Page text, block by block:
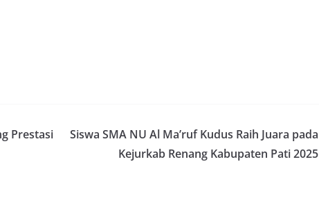
Prestasi
Siswa SMA NU Al Ma’ruf Kudus Raih Juara pada
Kejurkab Renang Kabupaten Pati 2025